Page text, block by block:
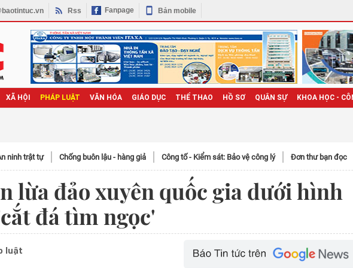
Rss Fanpage Bản mobile
XÃ HỘI PHÁP LUẬT VĂN HÓA GIÁO DỤC THỂ THAO HỒ SƠ QUÂN SỰ KHOA HỌC -
ninh trật tự Chống buôn lậu - hàng giả Công tố - Kiểm sát: Bảo vệ công lý Đơn thư bạn đọc
lừa đảo xuyên quốc gia dưới hình
đá tìm ngọc'
luật